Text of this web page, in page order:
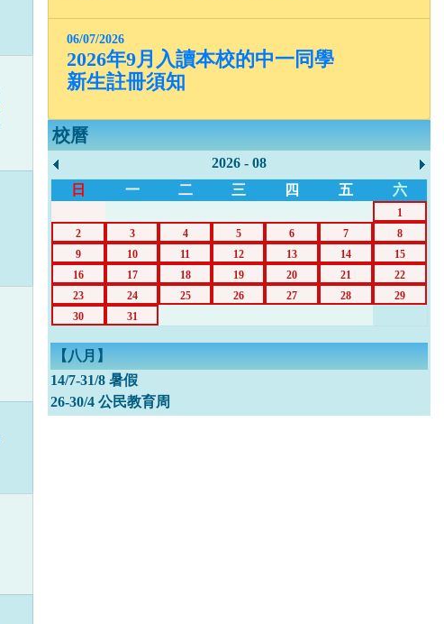
06/07/2026
2026年9月入讀本校的中一同學
新生註冊須知
校曆
2026 - 08
日
一 二 三 四 五 六
1
2
3 4 5 6 7
8
9
10 11 12 13 14
15
16
17 18 19 20 21
22
23
24 25 26 27 28
29
30
31
【八月】
14/7-31/8 暑假
26-30/4 公民教育周